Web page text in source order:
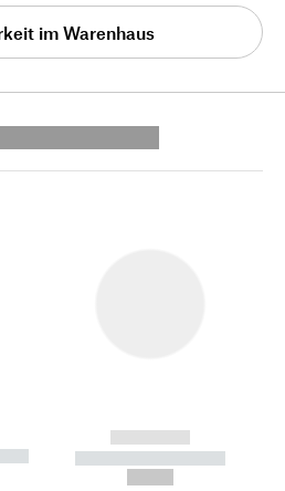
im Warenhaus
------------
----------- -----------